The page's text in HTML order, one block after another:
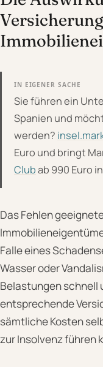
IN EIGENER SACHE
Sie führen ein
Spanien und
werden?
Euro und bringt
Clubab 990 Euro
Das Fehlen
Falle eines
Wasser oder
Belastungen schnell
entsprechende
sämtliche Kosten
zur Insolvenz führen